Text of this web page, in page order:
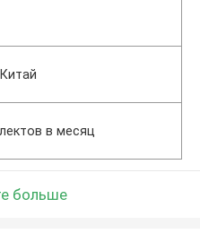
в месяц
больше